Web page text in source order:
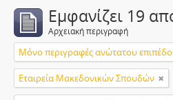
Εμφανίζει 19
Αρχειακή περιγραφή
Μόνο περιγραφές ανώτατου
Εταιρεία Μακεδονικών Σπουδών